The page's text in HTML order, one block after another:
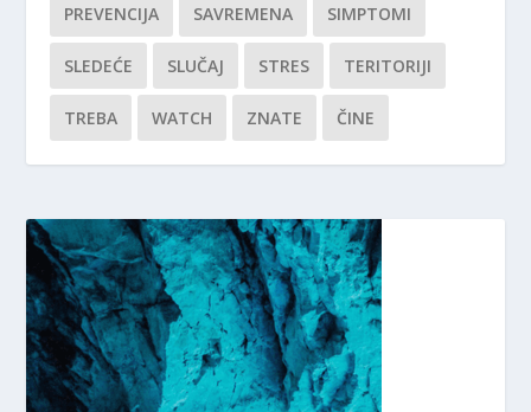
PREVENCIJA SAVREMENA SIMPTOMI
SLEDEĆE SLUČAJ STRES TERITORIJI
TREBA WATCH ZNATE ČINE